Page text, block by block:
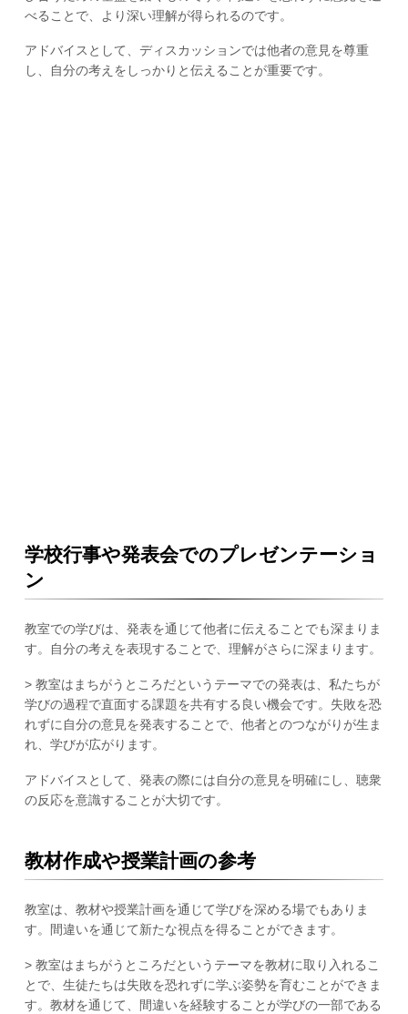
べることで、より深い理解が得られるのです。
アドバイスとして、ディスカッションでは他者の意見を尊重
し、自分の考えをしっかりと伝えることが重要です。
学校行事や発表会でのプレゼンテーショ
ン
教室での学びは、発表を通じて他者に伝えることでも深まりま
す。自分の考えを表現することで、理解がさらに深まります。
> 教室はまちがうところだというテーマでの発表は、私たちが
学びの過程で直面する課題を共有する良い機会です。失敗を恐
れずに自分の意見を発表することで、他者とのつながりが生ま
れ、学びが広がります。
アドバイスとして、発表の際には自分の意見を明確にし、聴衆
の反応を意識することが大切です。
教材作成や授業計画の参考
教室は、教材や授業計画を通じて学びを深める場でもありま
す。間違いを通じて新たな視点を得ることができます。
> 教室はまちがうところだというテーマを教材に取り入れるこ
とで、生徒たちは失敗を恐れずに学ぶ姿勢を育むことができま
す。教材を通じて、間違いを経験することが学びの一部である